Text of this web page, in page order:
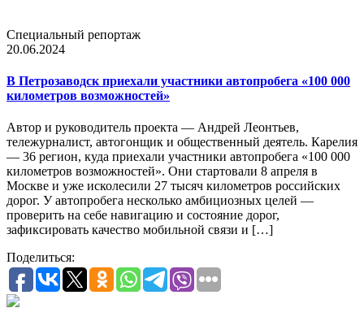
Специальный репортаж
20.06.2024
В Петрозаводск приехали участники автопробега «100 000
километров возможностей»
Автор и руководитель проекта — Андрей Леонтьев,
тележурналист, автогонщик и общественный деятель. Карелия
— 36 регион, куда приехали участники автопробега «100 000
километров возможностей». Они стартовали 8 апреля в
Москве и уже исколесили 27 тысяч километров российских
дорог. У автопробега несколько амбициозных целей —
проверить на себе навигацию и состояние дорог,
зафиксировать качество мобильной связи и […]
Поделиться: